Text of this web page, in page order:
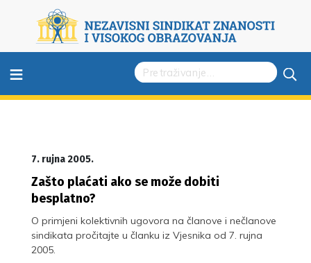
≡
7. rujna 2005.
Zašto plaćati ako se može dobiti
besplatno?
O primjeni kolektivnih ugovora na članove i nečlanove
sindikata pročitajte u članku iz Vjesnika od 7. rujna
2005.